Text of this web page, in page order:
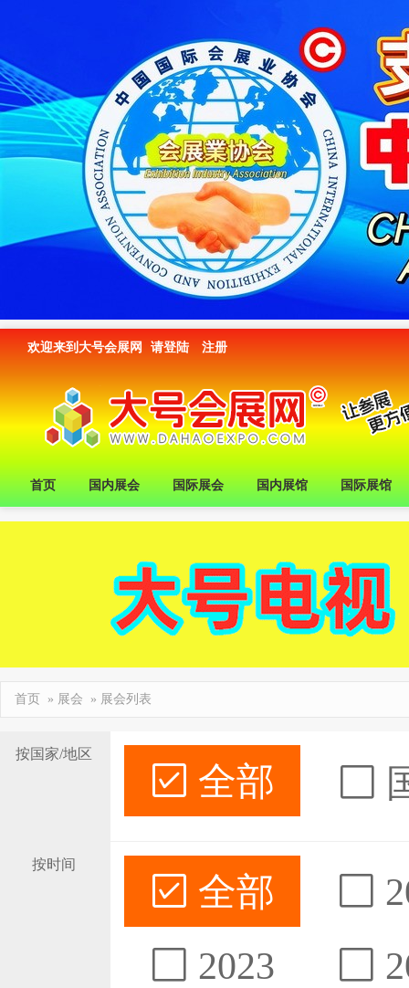
欢迎来到大号会展网 请登陆 注册
首页 国内展会 国际展会 国内展馆 国际展馆
首页 » 展会 » 展会列表
按国家/地区
全部
按时间
全部
2023